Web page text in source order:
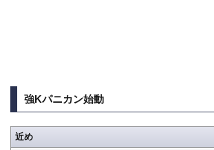
強Kパニカン始動
近め